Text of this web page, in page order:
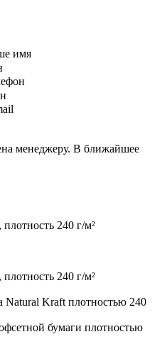
имя
менеджеру. В ближайшее
240 г/м²
240 г/м²
Natural Kraft плотностью 240
бумаги плотностью